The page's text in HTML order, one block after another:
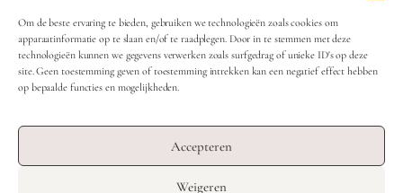
Om de beste ervaring te bieden, gebruiken we technologieën zoals cookies om
apparaatinformatie op te slaan en/of te raadplegen. Door in te stemmen met deze
technologieën kunnen we gegevens verwerken zoals surfgedrag of unieke ID's op deze
site. Geen toestemming geven of toestemming intrekken kan een negatief effect hebben
op bepaalde functies en mogelijkheden.
Accepteren
Weigeren
CONTACT
TERMS & CONDITIONS